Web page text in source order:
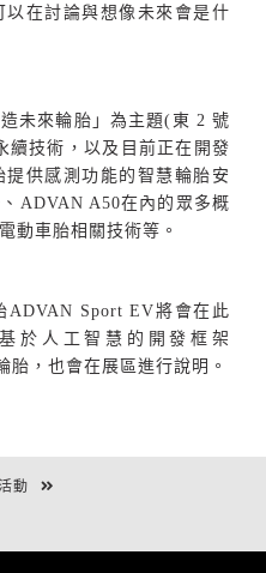
在討論與想像未來會是什
未來輪胎」為主題( 東 2號
續技術，以及目前正在開發
供感測功能的智慧輪胎安
ADVAN A50在內的眾多概
動車胎相關技術等。
ADVAN Sport EV將會在此
於人工智慧的開發框架
胎，也會在展區進行說明。
動